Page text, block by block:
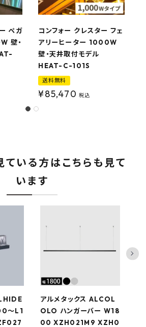
ペガ
壁・
コンフォー クレスター フェ
アリーヒーター 1000W
壁・天井取付モデル
HEAT-C-101S
送料無料
¥85,470 税込
ている方はこちらも見て
います
〜L1
アルメタックス ALCOL
OLO ハンガーバー W18
00 XZH021M9 XZH0